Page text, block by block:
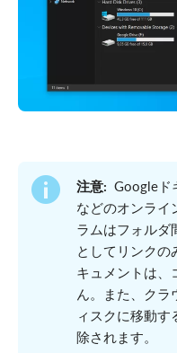
注意: Googleド
などのオンライ
ラムはフォルダ
としてリンクの
キュメントは、
ん。また、クラ
ィスクに移動
除されます。